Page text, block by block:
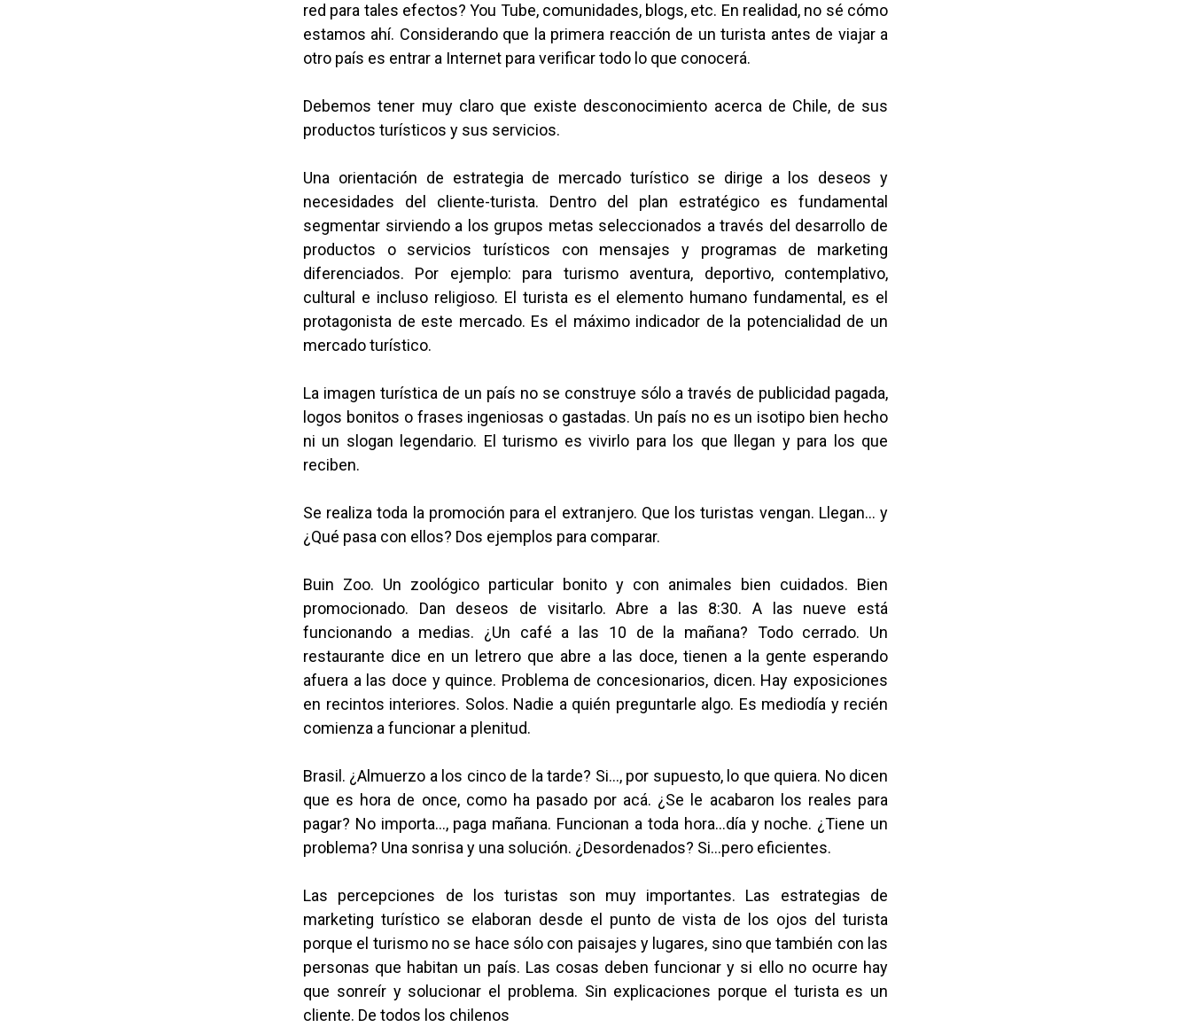
red para tales efectos? You Tube, comunidades, blogs, etc. En realidad, no sé cómo
estamos ahí. Considerando que la primera reacción de un turista antes de viajar a
otro país es entrar a Internet para verificar todo lo que conocerá.
Debemos tener muy claro que existe desconocimiento acerca de Chile, de sus
productos turísticos y sus servicios.
Una orientación de estrategia de mercado turístico se dirige a los deseos y
necesidades del cliente-turista. Dentro del plan estratégico es fundamental
segmentar sirviendo a los grupos metas seleccionados a través del desarrollo de
productos o servicios turísticos con mensajes y programas de marketing
diferenciados. Por ejemplo: para turismo aventura, deportivo, contemplativo,
cultural e incluso religioso. El turista es el elemento humano fundamental, es el
protagonista de este mercado. Es el máximo indicador de la potencialidad de un
mercado turístico.
La imagen turística de un país no se construye sólo a través de publicidad pagada,
logos bonitos o frases ingeniosas o gastadas. Un país no es un isotipo bien hecho
ni un slogan legendario. El turismo es vivirlo para los que llegan y para los que
reciben.
Se realiza toda la promoción para el extranjero. Que los turistas vengan. Llegan… y
¿Qué pasa con ellos? Dos ejemplos para comparar.
Buin Zoo. Un zoológico particular bonito y con animales bien cuidados. Bien
promocionado. Dan deseos de visitarlo. Abre a las 8:30. A las nueve está
funcionando a medias. ¿Un café a las 10 de la mañana? Todo cerrado. Un
restaurante dice en un letrero que abre a las doce, tienen a la gente esperando
afuera a las doce y quince. Problema de concesionarios, dicen. Hay exposiciones
en recintos interiores. Solos. Nadie a quién preguntarle algo. Es mediodía y recién
comienza a funcionar a plenitud.
Brasil. ¿Almuerzo a los cinco de la tarde? Si..., por supuesto, lo que quiera. No dicen
que es hora de once, como ha pasado por acá. ¿Se le acabaron los reales para
pagar? No importa…, paga mañana. Funcionan a toda hora…día y noche. ¿Tiene un
problema? Una sonrisa y una solución. ¿Desordenados? Si…pero eficientes.
Las percepciones de los turistas son muy importantes. Las estrategias de
marketing turístico se elaboran desde el punto de vista de los ojos del turista
porque el turismo no se hace sólo con paisajes y lugares, sino que también con las
personas que habitan un país. Las cosas deben funcionar y si ello no ocurre hay
que sonreír y solucionar el problema. Sin explicaciones porque el turista es un
cliente. De todos los chilenos